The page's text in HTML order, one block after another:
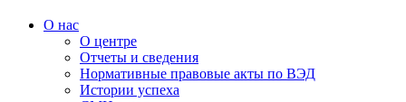
О нас
О центре
Отчеты и сведения
Нормативные правовые акты по ВЭД
Истории успеха